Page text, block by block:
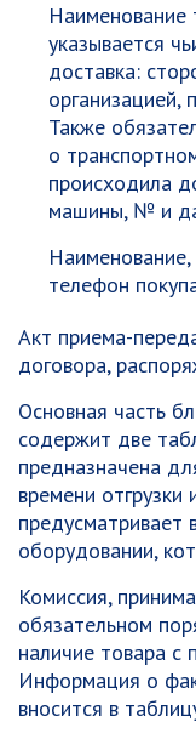
Наименование
указывается
доставка:
организацией,
Также
о
происходила
машины, № и
телефон
Акт приема-
договора,
Основная часть
содержит две
предназначена
времени отгрузки
предусматривает
оборудовании,
Комиссия,
обязательном
наличие товара с
Информация о
вносится в